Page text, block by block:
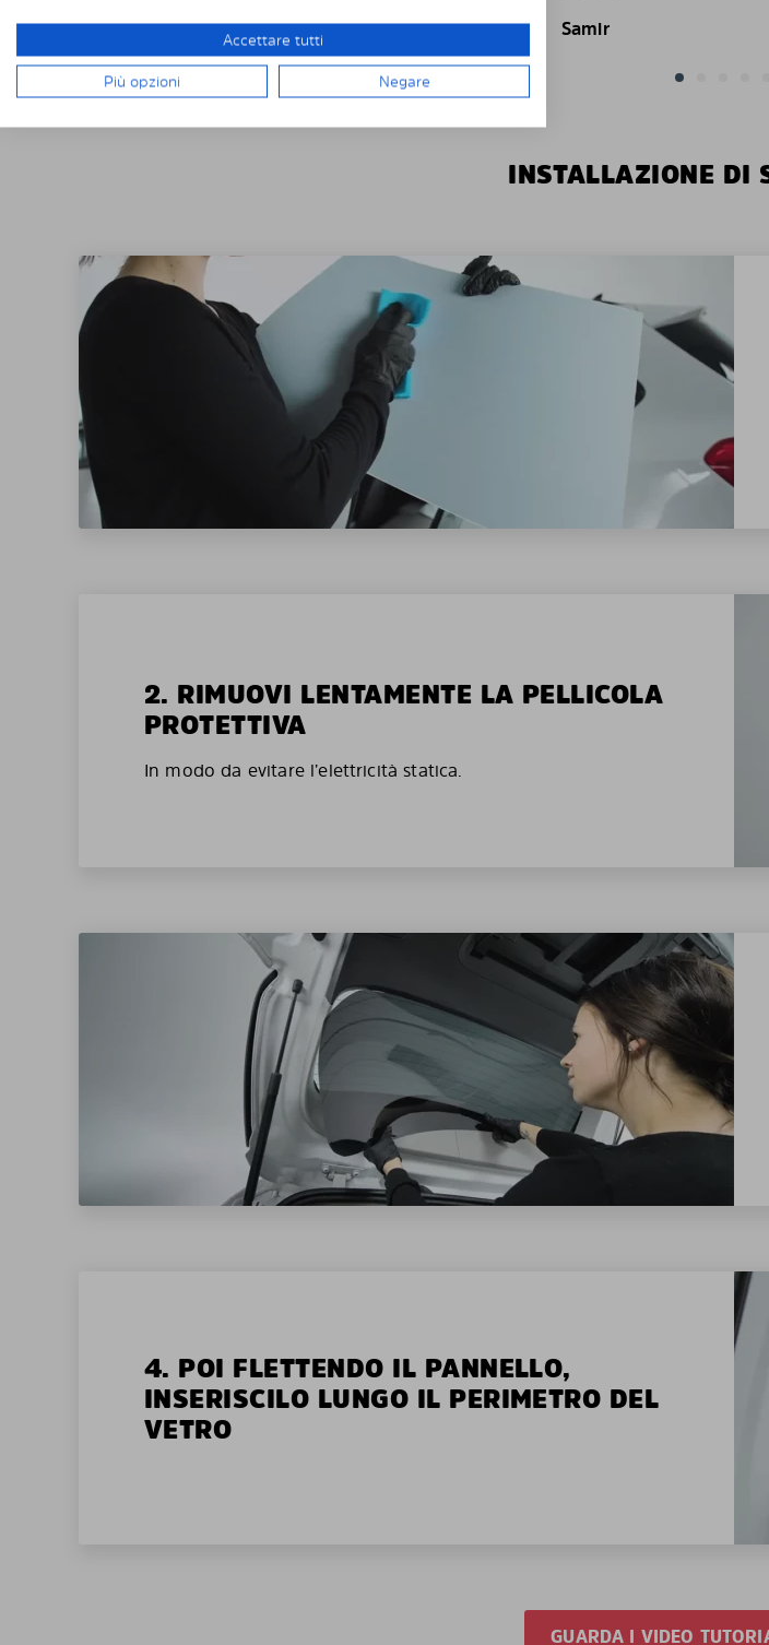
Robert
Samir
INSTALLAZIONE DI
2. RIMUOVI LENTAMENTE LA PELLICOLA
PROTETTIVA
In modo da evitare l’elettricità statica.
4. POI FLETTENDO IL PANNELLO,
INSERISCILO LUNGO IL PERIMETRO DEL
VETRO
GUARDA I VIDEO
Accettare tutti
Più opzioni Negare